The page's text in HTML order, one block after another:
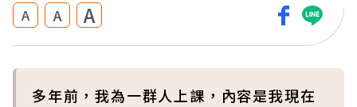
A A A
多年前，我為一群人上課，內容是我現在